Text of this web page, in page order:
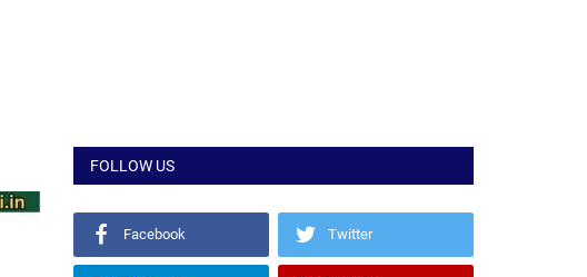
FOLLOW US
Facebook Twitter